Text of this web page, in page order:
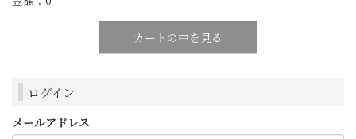
カートの中を見る
ログイン
メールアドレス